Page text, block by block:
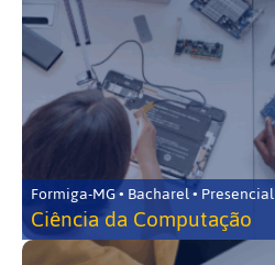
Formiga-MG • Bacharel • Presencial
Ciência da Computação